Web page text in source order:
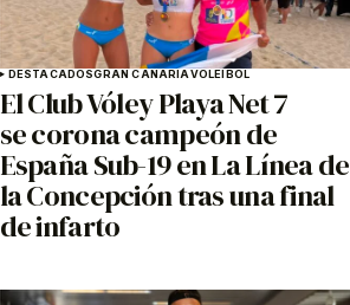
DESTACADOSGRAN CANARIAVOLEIBOL
El Club Vóley Playa Net 7
se corona campeón de
España Sub-19 en La Línea de
la Concepción tras una final
de infarto